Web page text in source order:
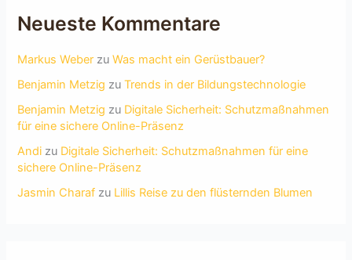
Neueste Kommentare
Markus Weber zuWas macht ein Gerüstbauer?
Benjamin Metzig zuTrends in der Bildungstechnologie
Benjamin Metzig zu Digitale Sicherheit: Schutzmaßnahmen
für eine sichere Online-Präsenz
Andi zu Digitale Sicherheit: Schutzmaßnahmen für eine
sichere Online-Präsenz
Jasmin Charaf zu Lillis Reise zu den flüsternden Blumen